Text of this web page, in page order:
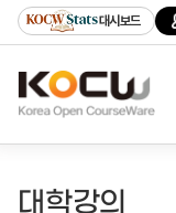
기
기
기
content)
가
대시보드
대학강의